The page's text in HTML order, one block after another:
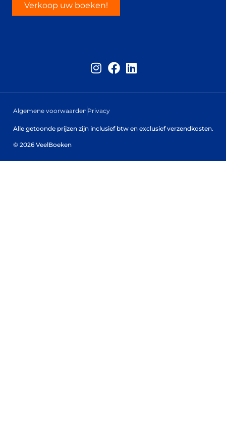
Verkoop uw boeken!
Algemene voorwaarden Privacy
Alle getoonde prijzen zijn inclusief btw en exclusief verzendkosten.
© 2026 VeelBoeken